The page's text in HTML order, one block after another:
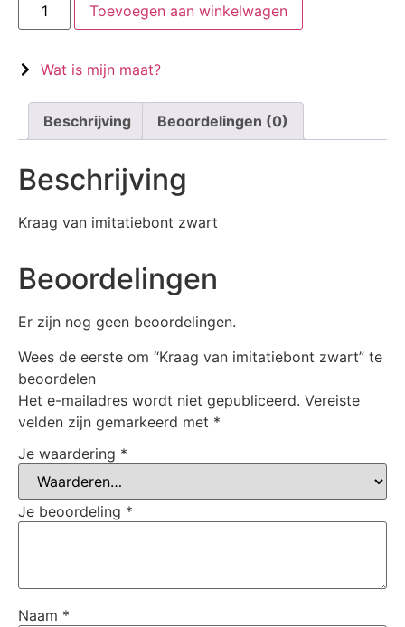
Toevoegen aan winkelwagen
Wat is mijn maat?
Beschrijving Beoordelingen (0)
Beschrijving
Kraag van imitatiebont zwart
Beoordelingen
Er zijn nog geen beoordelingen.
Wees de eerste om “Kraag van imitatiebont zwart” te
beoordelen
Het e-mailadres wordt niet gepubliceerd. Vereiste
velden zijn gemarkeerd met *
Je waardering *
Je beoordeling *
Naam *